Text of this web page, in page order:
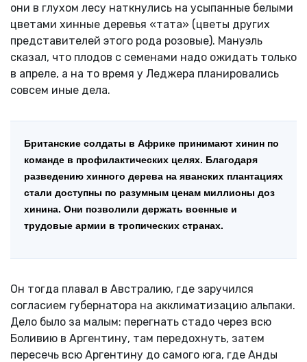
они в глухом лесу наткнулись на усыпанные белыми
цветами хинные деревья «тата» (цветы других
представителей этого рода розовые). Мануэль
сказал, что плодов с семенами надо ожидать только
в апреле, а на то время у Леджера планировались
совсем иные дела.
Британские солдаты в Африке принимают хинин по
команде в профилактических целях. Благодаря
разведению хинного дерева на яванских плантациях
стали доступны по разумным ценам миллионы доз
хинина. Они позволили держать военные и
трудовые армии в тропических странах.
Он тогда плавал в Австралию, где заручился
согласием губернатора на акклиматизацию альпаки.
Дело было за малым: перегнать стадо через всю
Боливию в Аргентину, там передохнуть, затем
пересечь всю Аргентину до самого юга, где Анды